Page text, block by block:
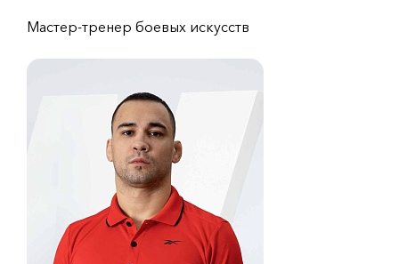
Мастер-тренер боевых искусств